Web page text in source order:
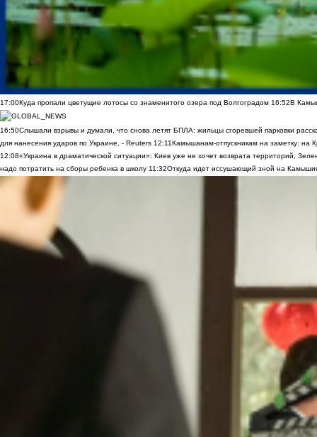
17:00Куда пропали цветущие лотосы со знаменитого озера под Волгоградом 16:52В
16:50Слышали взрывы и думали, что снова летят БПЛА: жильцы сгоревшей парковки
для нанесения ударов по Украине, - Reuters 12:11Камышанам-отпускникам на заметку: на
12:08«Украина в драматической ситуации»: Киев уже не хочет возврата территорий,
надо потратить на сборы ребенка в школу 11:32Откуда идет иссушающий зной на